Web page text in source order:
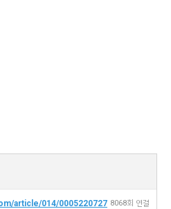
article/014/0005220727 8068회 연결